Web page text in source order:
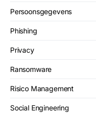
Persoonsgegevens
Phishing
Privacy
Ransomware
Risico Management
Social Engineering